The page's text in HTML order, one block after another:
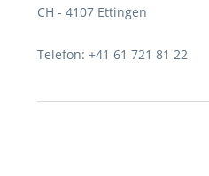
CH - 4107 Ettingen
Telefon: +41 61 721 81 22